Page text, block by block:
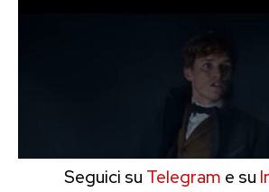
Seguici su Telegram e su